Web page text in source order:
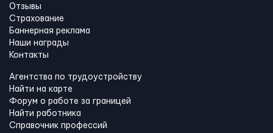
Отзывы
Страхование
Баннерная реклама
Наши награды
Контакты
Агентства по трудоустройству
Найти на карте
Форум о работе за границей
Найти работника
Справочник профессий